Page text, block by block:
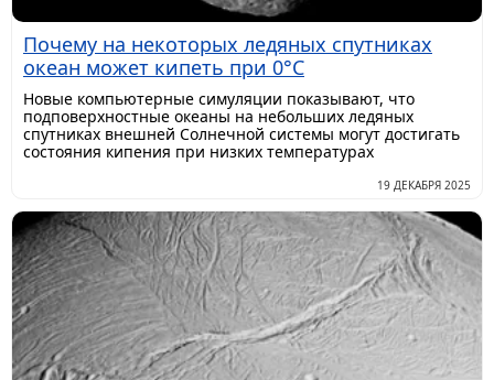
Почему на некоторых ледяных спутниках
океан может кипеть при 0°C
Новые компьютерные симуляции показывают, что
подповерхностные океаны на небольших ледяных
спутниках внешней Солнечной системы могут достигать
состояния кипения при низких температурах
19 ДЕКАБРЯ 2025